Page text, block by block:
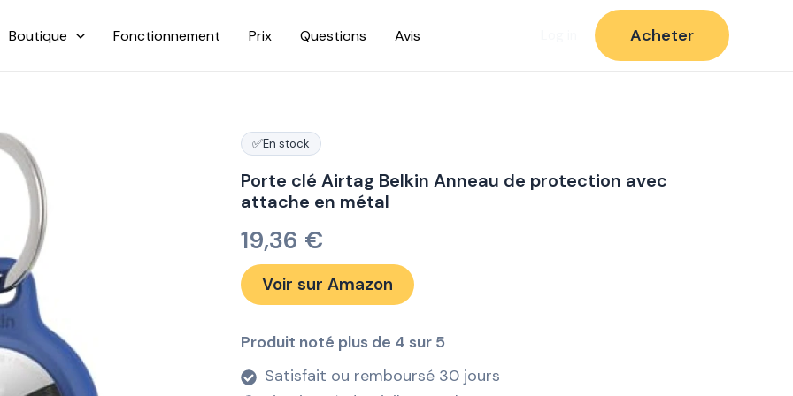
Boutique Fonctionnement Prix Questions Avis Acheter
✅En stock
Porte clé Airtag Belkin Anneau de protection avec
attache en métal
19,36 €
Voir sur Amazon
Produit noté plus de 4 sur 5
Satisfait ou remboursé 30 jours